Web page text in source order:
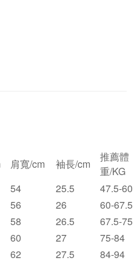
肩寬/cm 袖長/cm
推薦體
重/KG
54 25.5
47.5-60
56 26
60-67.5
58 26.5
67.5-75
60 27
75-84
62 27.5 84-94